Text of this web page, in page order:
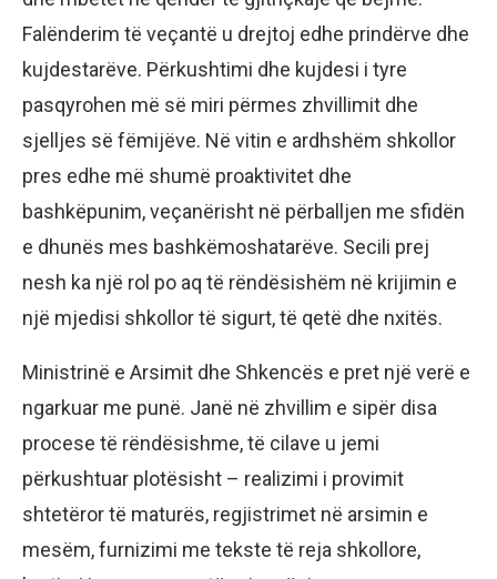
Falënderim të veçantë u drejtoj edhe prindërve dhe
kujdestarëve. Përkushtimi dhe kujdesi i tyre
pasqyrohen më së miri përmes zhvillimit dhe
sjelljes së fëmijëve. Në vitin e ardhshëm shkollor
pres edhe më shumë proaktivitet dhe
bashkëpunim, veçanërisht në përballjen me sfidën
e dhunës mes bashkëmoshatarëve. Secili prej
nesh ka një rol po aq të rëndësishëm në krijimin e
një mjedisi shkollor të sigurt, të qetë dhe nxitës.
Ministrinë e Arsimit dhe Shkencës e pret një verë e
ngarkuar me punë. Janë në zhvillim e sipër disa
procese të rëndësishme, të cilave u jemi
përkushtuar plotësisht – realizimi i provimit
shtetëror të maturës, regjistrimet në arsimin e
mesëm, furnizimi me tekste të reja shkollore,